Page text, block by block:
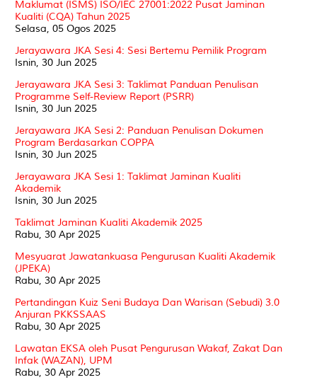
Maklumat (ISMS) ISO/IEC 27001:2022 Pusat Jaminan
Kualiti (CQA) Tahun 2025
Selasa, 05 Ogos 2025
Jerayawara JKA Sesi 4: Sesi Bertemu Pemilik Program
Isnin, 30 Jun 2025
Jerayawara JKA Sesi 3: Taklimat Panduan Penulisan
Programme Self-Review Report (PSRR)
Isnin, 30 Jun 2025
Jerayawara JKA Sesi 2: Panduan Penulisan Dokumen
Program Berdasarkan COPPA
Isnin, 30 Jun 2025
Jerayawara JKA Sesi 1: Taklimat Jaminan Kualiti
Akademik
Isnin, 30 Jun 2025
Taklimat Jaminan Kualiti Akademik 2025
Rabu, 30 Apr 2025
Mesyuarat Jawatankuasa Pengurusan Kualiti Akademik
(JPEKA)
Rabu, 30 Apr 2025
Pertandingan Kuiz Seni Budaya Dan Warisan (Sebudi) 3.0
Anjuran PKKSSAAS
Rabu, 30 Apr 2025
Lawatan EKSA oleh Pusat Pengurusan Wakaf, Zakat Dan
Infak (WAZAN), UPM
Rabu, 30 Apr 2025